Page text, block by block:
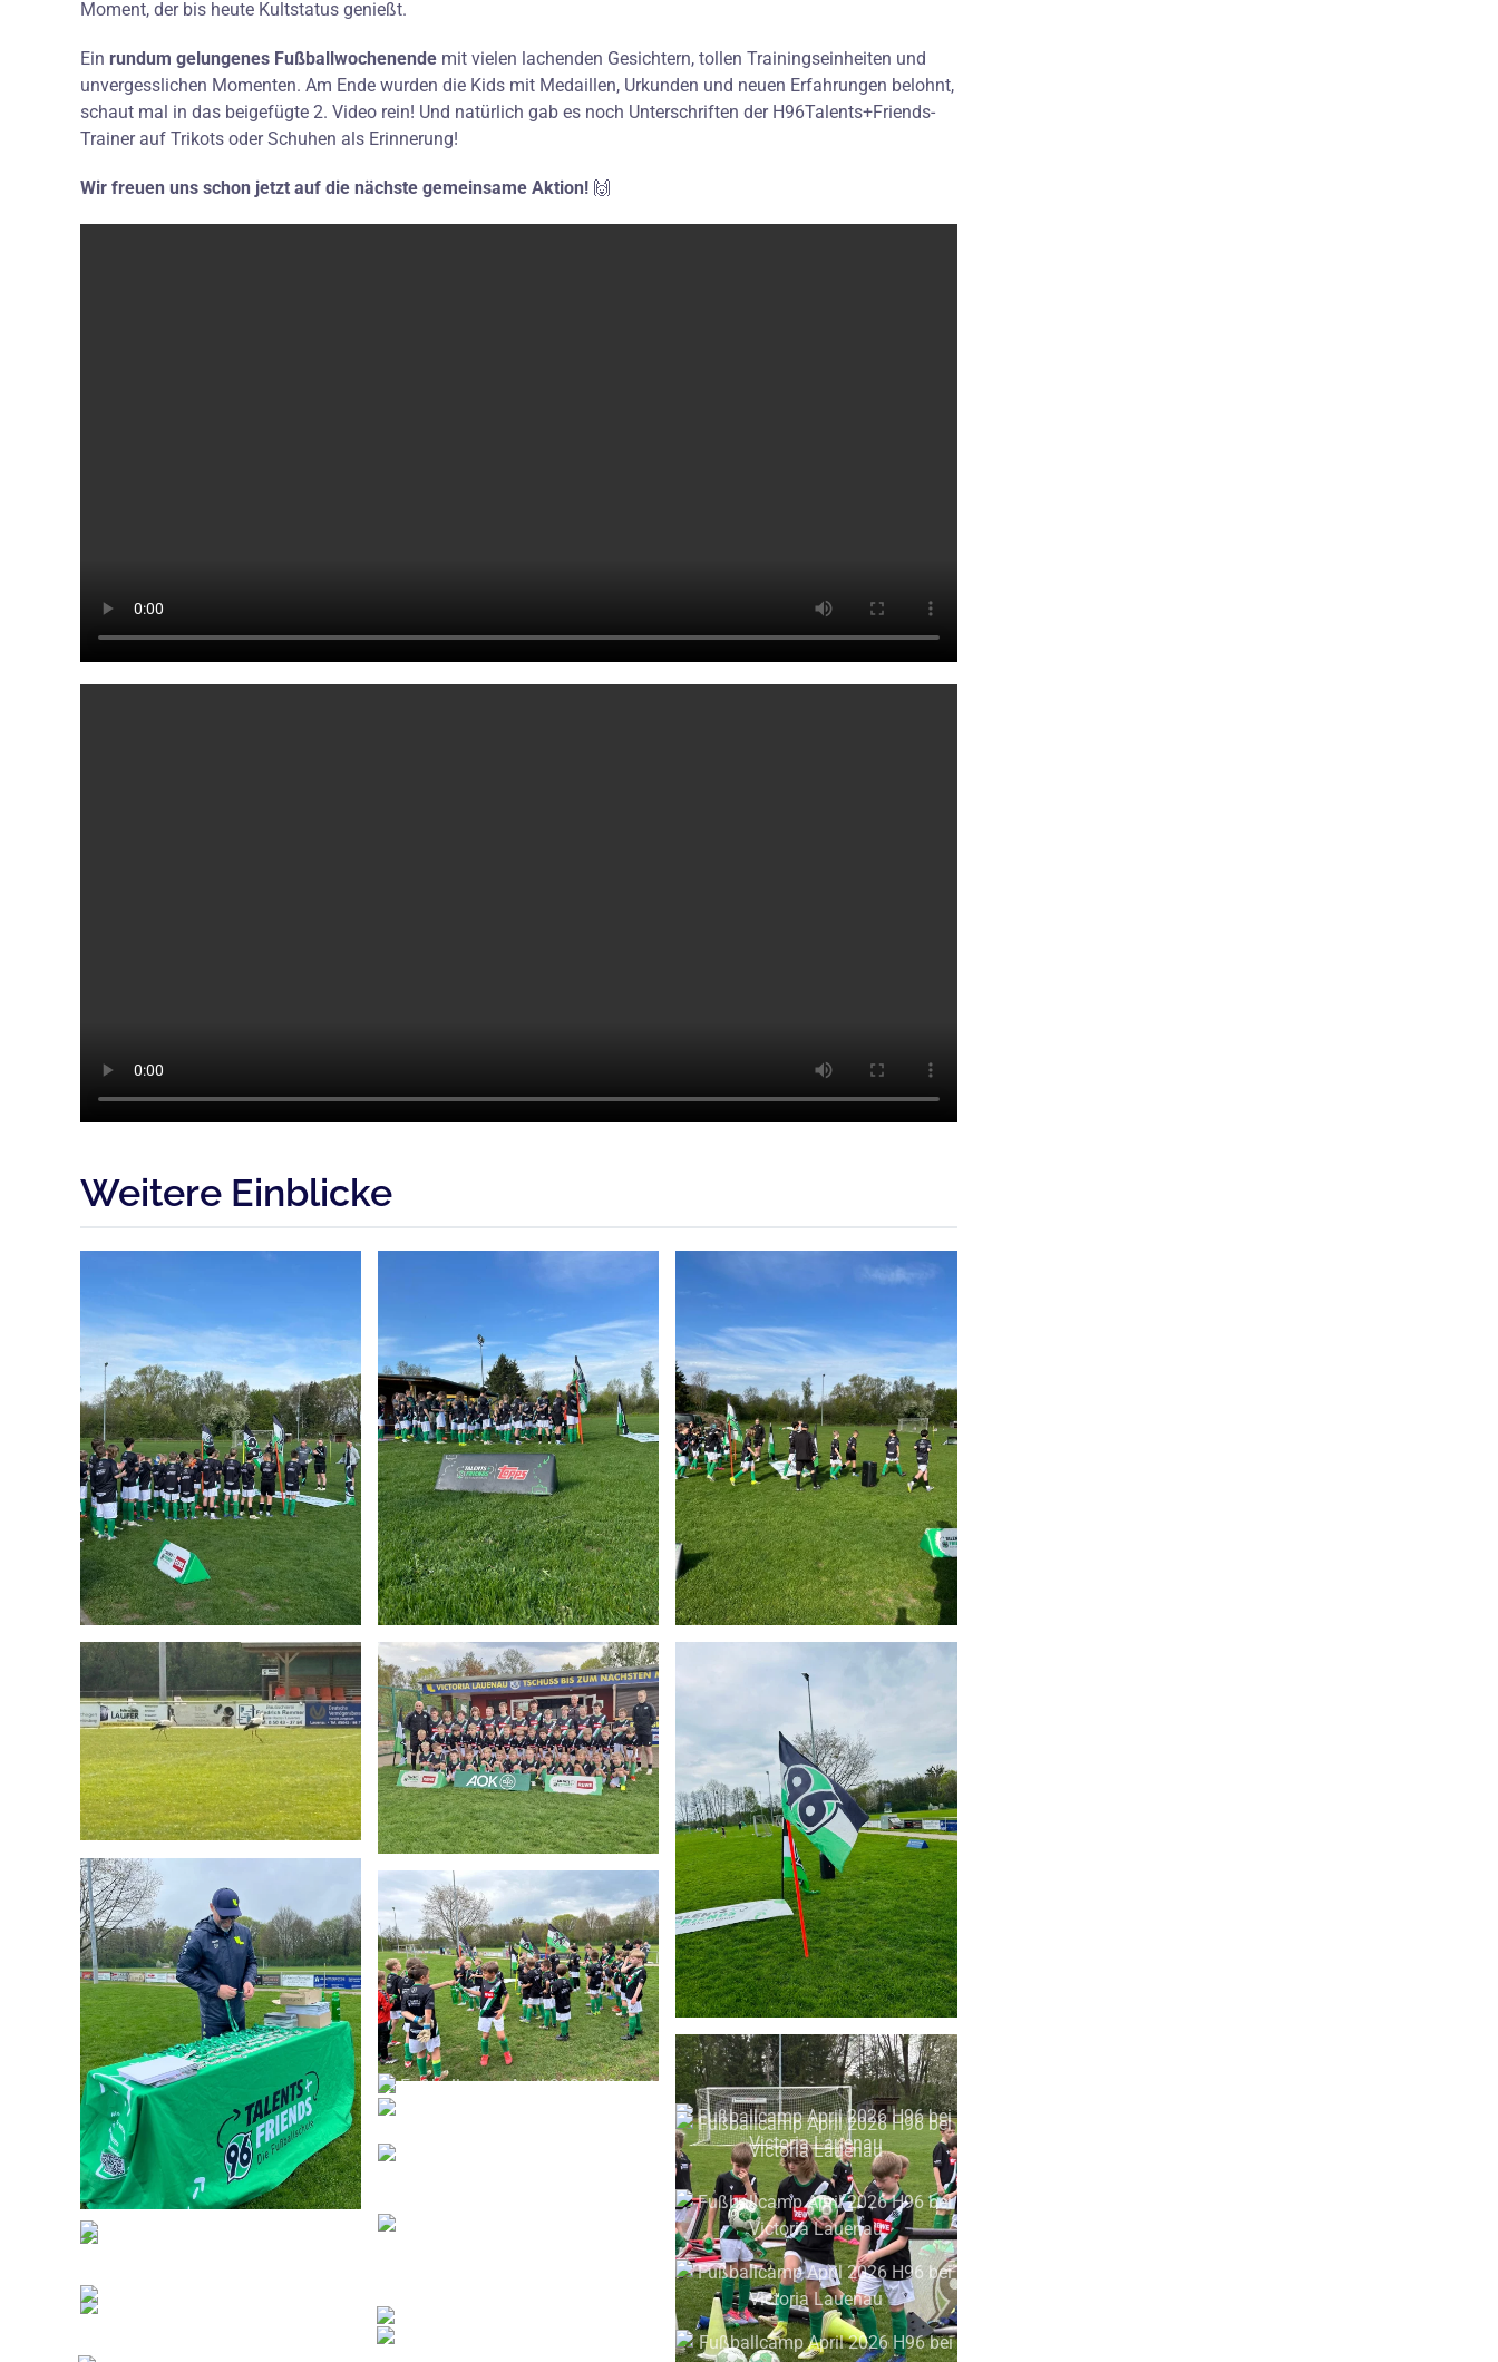
Moment, der bis heute Kultstatus genießt.
Ein rundum gelungenes Fußballwochenende mit vielen lachenden Gesichtern, tollen Trainingseinheiten und
unvergesslichen Momenten. Am Ende wurden die Kids mit Medaillen, Urkunden und neuen Erfahrungen belohnt,
schaut mal in das beigefügte 2. Video rein! Und natürlich gab es noch Unterschriften der H96Talents+Friends-
Trainer auf Trikots oder Schuhen als Erinnerung!
Wir freuen uns schon jetzt auf die nächste gemeinsame Aktion! 🙌
Weitere Einblicke